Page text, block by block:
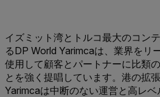
イズミット湾とトルコ最大のコン
るDP World Yarimcaは、業界をリ
使用して顧客とパートナーに比類
とを強く提唱しています。港の拡
Yarimcaは中断のない運営と高レ